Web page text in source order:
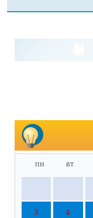
пн вт
3 4